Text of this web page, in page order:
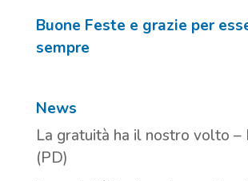
Buone Feste e grazie per
sempre
News
La gratuità ha il nostro volto –
(PD)